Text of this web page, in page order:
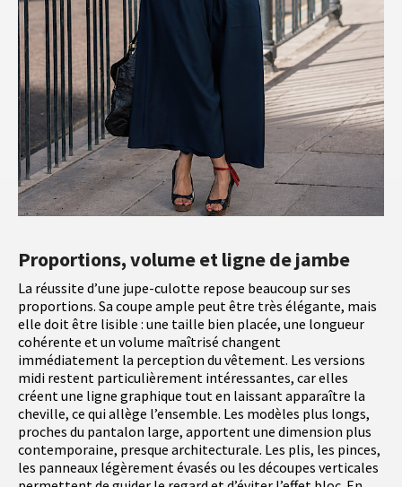
Proportions, volume et ligne de jambe
La réussite d’une jupe-culotte repose beaucoup sur ses
proportions. Sa coupe ample peut être très élégante, mais
elle doit être lisible : une taille bien placée, une longueur
cohérente et un volume maîtrisé changent
immédiatement la perception du vêtement. Les versions
midi restent particulièrement intéressantes, car elles
créent une ligne graphique tout en laissant apparaître la
cheville, ce qui allège l’ensemble. Les modèles plus longs,
proches du pantalon large, apportent une dimension plus
contemporaine, presque architecturale. Les plis, les pinces,
les panneaux légèrement évasés ou les découpes verticales